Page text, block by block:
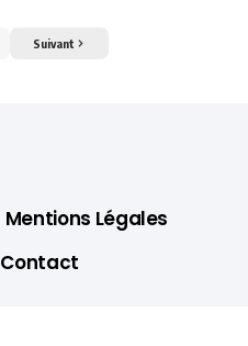
Suivant
Mentions Légales
Contact